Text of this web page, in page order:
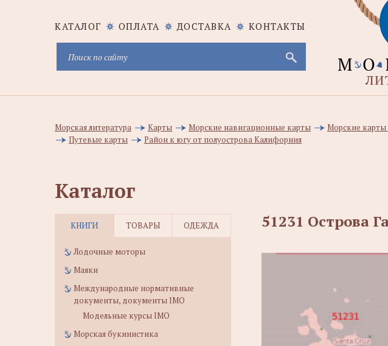
КАТАЛОГ ОПЛАТА ДОСТАВКА КОНТАКТЫ
Морская литература Карты Морские навигационные карты Морские
Путевые карты
Район к югу от полуострова Калифорния
Каталог
КНИГИ ТОВАРЫ ОДЕЖДА
Лодочные моторы
Маяки
Международные нормативные
документы, документы IMO
Модельные курсы IMO
Морская букинистика
51231 Острова